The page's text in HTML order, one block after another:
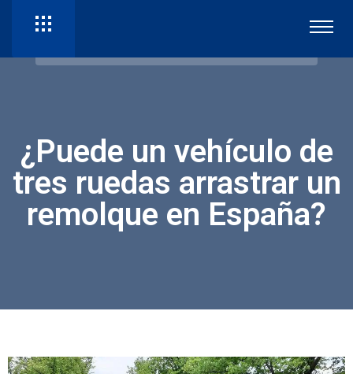
¿Puede un vehículo de
tres ruedas arrastrar un
remolque en España?